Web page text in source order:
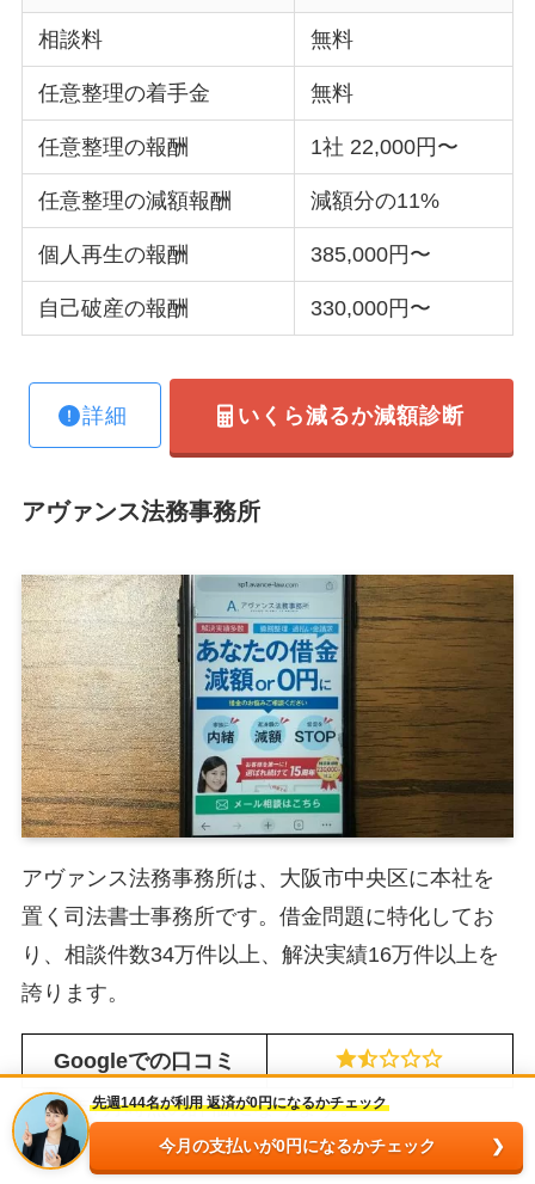
相談料 無料
任意整理の着手金 無料
任意整理の報酬 1社 22,000円〜
任意整理の減額報酬 減額分の11%
個人再生の報酬 385,000円〜
自己破産の報酬 330,000円〜
詳細 いくら減るか減額診断
アヴァンス法務事務所
アヴァンス法務事務所は、大阪市中央区に本社を
置く司法書士事務所です。借金問題に特化してお
り、相談件数34万件以上、解決実績16万件以上を
誇ります。
Googleでの口コミ
2024年7月時点の評価になります。
先週144名が利用 返済が0円になるかチェック
今月の支払いが0円になるかチェック